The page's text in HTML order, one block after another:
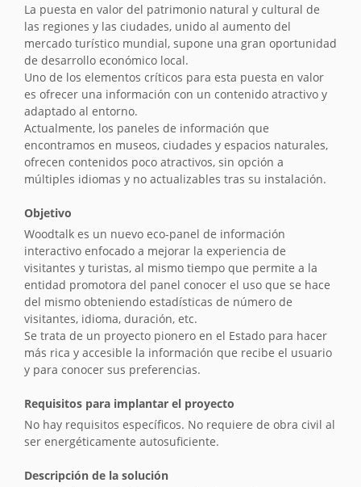
La puesta en valor del patrimonio natural y cultural de
las regiones y las ciudades, unido al aumento del
mercado turístico mundial, supone una gran oportunidad
de desarrollo económico local.
Uno de los elementos críticos para esta puesta en valor
es ofrecer una información con un contenido atractivo y
adaptado al entorno.
Actualmente, los paneles de información que
encontramos en museos, ciudades y espacios naturales,
ofrecen contenidos poco atractivos, sin opción a
múltiples idiomas y no actualizables tras su instalación.
Objetivo
Woodtalk es un nuevo eco-panel de información
interactivo enfocado a mejorar la experiencia de
visitantes y turistas, al mismo tiempo que permite a la
entidad promotora del panel conocer el uso que se hace
del mismo obteniendo estadísticas de número de
visitantes, idioma, duración, etc.
Se trata de un proyecto pionero en el Estado para hacer
más rica y accesible la información que recibe el usuario
y para conocer sus preferencias.
Requisitos para implantar el proyecto
No hay requisitos específicos. No requiere de obra civil al
ser energéticamente autosuficiente.
Descripción de la solución